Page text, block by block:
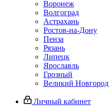
Воронеж
Волгоград
Астрахань
Ростов-на-Дону
Пенза
Рязань
Липецк
Ярославль
Грозный
Великий Новгород
Личный кабинет